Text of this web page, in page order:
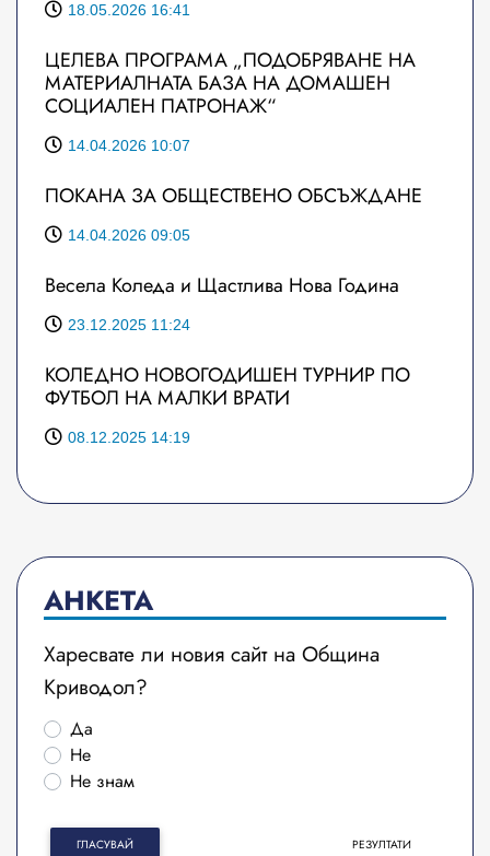
18.05.2026 16:41
ЦЕЛЕВА ПРОГРАМА „ПОДОБРЯВАНЕ НА
МАТЕРИАЛНАТА БАЗА НА ДОМАШЕН
СОЦИАЛЕН ПАТРОНАЖ“
14.04.2026 10:07
ПОКАНА ЗА ОБЩЕСТВЕНО ОБСЪЖДАНЕ
14.04.2026 09:05
Весела Коледа и Щастлива Нова Година
23.12.2025 11:24
КОЛЕДНО НОВОГОДИШЕН ТУРНИР ПО
ФУТБОЛ НА МАЛКИ ВРАТИ
08.12.2025 14:19
АНКЕТА
Харесвате ли новия сайт на Община
Криводол?
Да
Не
Не знам
ГЛАСУВАЙ РЕЗУЛТАТИ